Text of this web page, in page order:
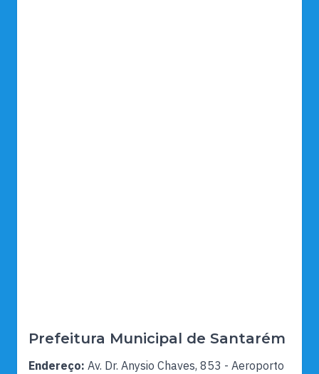
Prefeitura Municipal de Santarém
Endereço: Av. Dr. Anysio Chaves, 853 - Aeroporto